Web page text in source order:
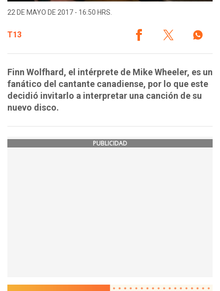
22 DE MAYO DE 2017 - 16:50 HRS.
T13
Finn Wolfhard, el intérprete de Mike Wheeler, es un
fanático del cantante canadiense, por lo que este
decidió invitarlo a interpretar una canción de su
nuevo disco.
PUBLICIDAD